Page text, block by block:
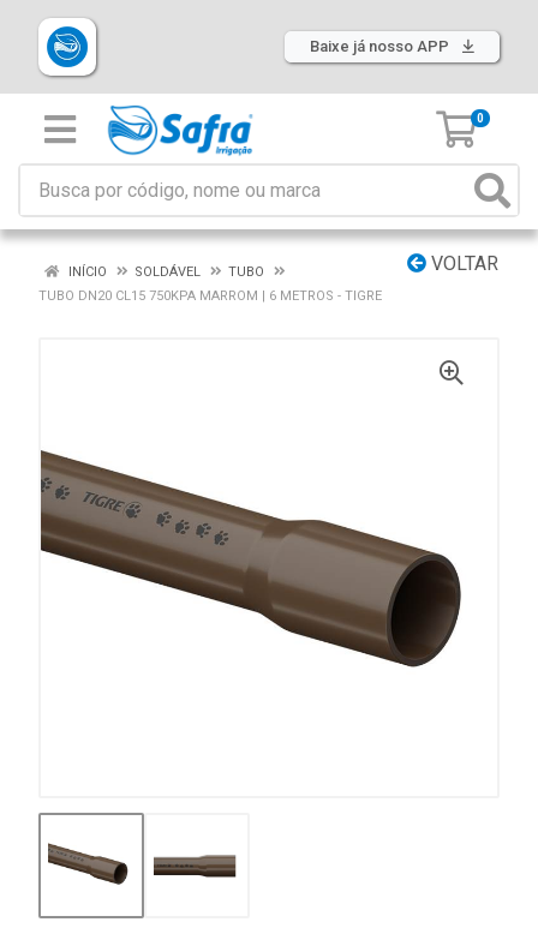
Baixe já nosso APP
0
VOLTAR
INÍCIO SOLDÁVEL
TUBO
TUBO DN20 CL15 750KPA MARROM | 6 METROS - TIGRE